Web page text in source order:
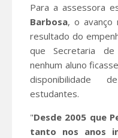
Para a assessora
Barbosa, o avanço
resultado do
que Secretaria
nenhum aluno
disponibilidade
estudantes.
"Desde 2005 que
tanto nos anos